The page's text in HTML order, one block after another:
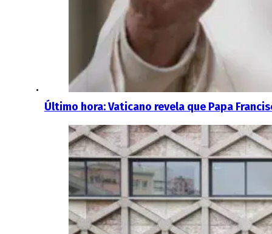
Último hora: Vaticano revela que Papa